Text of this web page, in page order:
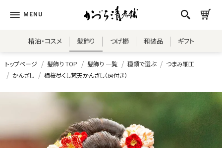
椿油・コスメ 髪飾り つげ櫛 和装品 ギフト
トップページ 髪飾り TOP 髪飾り 一覧 種類で選ぶ
つまみ細工
かんざし
梅桜尽くし梵天かんざし（房付き）